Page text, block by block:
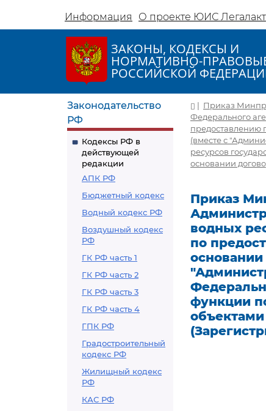
Информация О проекте ЮИС Легалакт
ЗАКОНЫ, КОДЕКСЫ И
НОРМАТИВНО-
РОССИЙСКОЙ
Законодательство
РФ
Кодексы РФ в
действующей
редакции
АПК РФ
Бюджетный кодекс
Водный кодекс РФ
Воздушный кодекс
РФ
ГК РФ часть 1
ГК РФ часть 2
ГК РФ часть 3
ГК РФ часть 4
ГПК РФ
Градостроительный
кодекс РФ
Жилищный кодекс
РФ
КАС РФ
| Приказ
Федерального
предоставлению
(вместе с
ресурсов
основании
Приказ
водных
по
основании
функции